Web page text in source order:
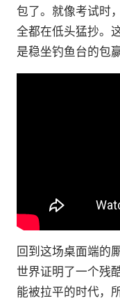
包了。就像考试时
全都在低头猛抄。
是稳坐钓鱼台的包赢
回到这场桌面端的
世界证明了一个残
能被拉平的时代，